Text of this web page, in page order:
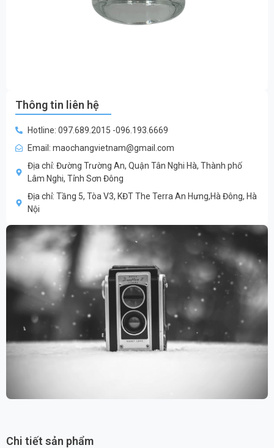
Thông tin liên hệ
Hotline: 097.689.2015 -096.193.6669
Email: maochangvietnam@gmail.com
Địa chỉ: Đường Trường An, Quận Tân Nghi Hà, Thành phố
Lâm Nghi, Tỉnh Sơn Đông
Địa chỉ: Tầng 5, Tòa V3, KĐT The Terra An Hưng,Hà Đông, Hà
Nội
Chi tiết sản phẩm